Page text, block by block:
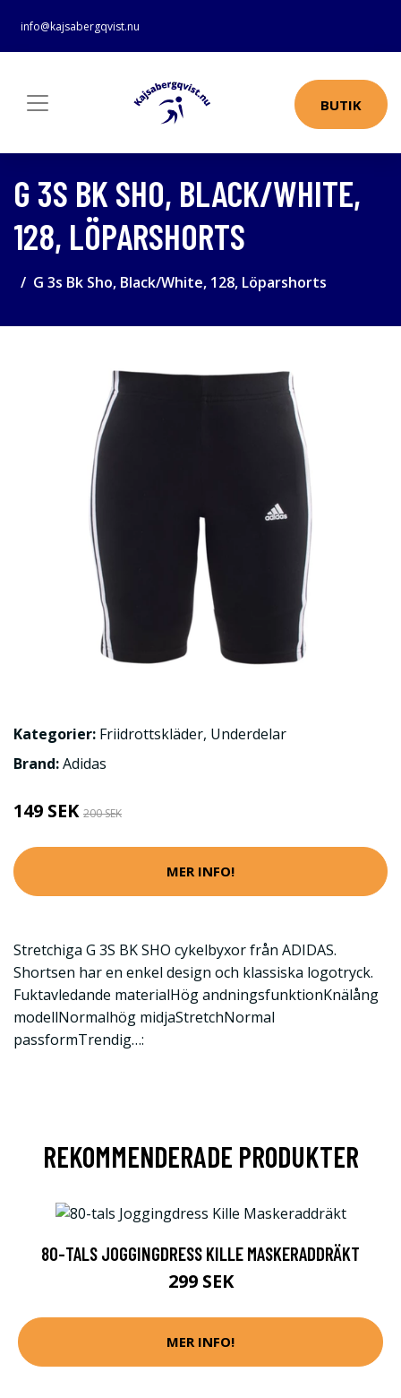
info@kajsabergqvist.nu
BUTIK
G 3S BK SHO, BLACK/WHITE,
128, LÖPARSHORTS
G 3s Bk Sho, Black/White, 128, Löparshorts
Kategorier: Friidrottskläder, Underdelar
Brand:Adidas
149 SEK 200 SEK
MER INFO!
Stretchiga G 3S BK SHO cykelbyxor från ADIDAS.
Shortsen har en enkel design och klassiska logotryck.
Fuktavledande materialHög andningsfunktionKnälång
modellNormalhög midjaStretchNormal
passformTrendig…:
REKOMMENDERADE PRODUKTER
80-TALS JOGGINGDRESS KILLE MASKERADDRÄKT
299 SEK
MER INFO!